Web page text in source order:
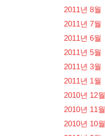
2011년 8월
2011년 7월
2011년 6월
2011년 5월
2011년 3월
2011년 1월
2010년 12월
2010년 11월
2010년 10월